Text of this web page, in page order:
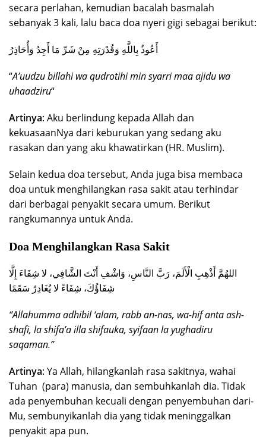
secara perlahan, kemudian bacalah basmalah
sebanyak 3 kali, lalu baca doa nyeri gigi sebagai berikut:
أَعُوذُ بِاللَّهِ وَقُدْرَتِهِ مِنْ شَرِّ مَا أَجِدُ وَأُحَاذِرُ
“A’uudzu billahi wa qudrotihi min syarri maa ajidu wa
uhaadziru“
Artinya: Aku berlindung kepada Allah dan
kekuasaanNya dari keburukan yang sedang aku
rasakan dan yang aku khawatirkan (HR. Muslim).
Selain kedua doa tersebut, Anda juga bisa membaca
doa untuk menghilangkan rasa sakit atau terhindar
dari berbagai penyakit secara umum. Berikut
rangkumannya untuk Anda.
Doa Menghilangkan Rasa Sakit
اللهُمَّ أَذْهِبِ الْأَلَمَ، رَبَّ النَّاسِ، وَاشْفِ أَنْتَ الشَّافِي، لا شِفَاءَ إِلَّا
شِفَاؤُكَ، شِفَاءً لا يُغَادِرُ سَقَمًا
“Allahumma adhibil ‘alam, rabb an-nas, wa-hif anta ash-
shafi, la shifa’a illa shifauka, syifaan la yughadiru
saqaman.”
Artinya: Ya Allah, hilangkanlah rasa sakitnya, wahai
Tuhan (para) manusia, dan sembuhkanlah dia. Tidak
ada penyembuhan kecuali dengan penyembuhan dari-
Mu, sembunyikanlah dia yang tidak meninggalkan
penyakit apa pun.